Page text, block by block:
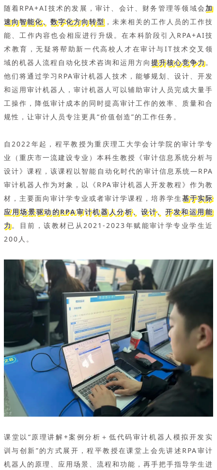
随着RPA+AI技术的发展，审计、会计、财务管理等领域会 加
速向智能化、数字化方向转型 ，未来相关的工作人员的工作技
能、工作内容也会相应进行升级。在本科阶段引入RPA+AI技
术教育，无疑将帮助新一代高校人才在审计与IT技术交叉领
域的机器人流程自动化技术咨询和运用方向 提升核心竞争力。
他们将通过学习RPA审计机器人技术，能够规划、设计、开发
和运用审计机器人，审计机器人可以辅助审计人员完成大量手
工操作，降低审计成本的同时提高审计工作的效率、质量和合
规性，让审计人员专注更具“价值创造”的工作任务。
自2022年起，程平教授为重庆理工大学会计学院的审计学专
业（重庆市一流建设专业）本科生教授《审计信息系统分析与
设计》课程，该课程以智能自动化时代的审计信息系统—RPA
审计机器人作为对象，以《RPA审计机器人开发教程》作为教
材，主要面向审计学专业或者审计学课程，培养学生基于实际
应用场景驱动的RPA审计机器人分析、设计、开发和运用能
力。目前，该教材已从2021-2023年赋能审计学专业学生近
200人。
课堂以“原理讲解+案例分析＋低代码审计机器人模拟开发实
训与创新”的方式展开，程平教授在课堂上会先讲述RPA审计
机器人的原理、应用场景、流程和功能，再手把手指导学生进